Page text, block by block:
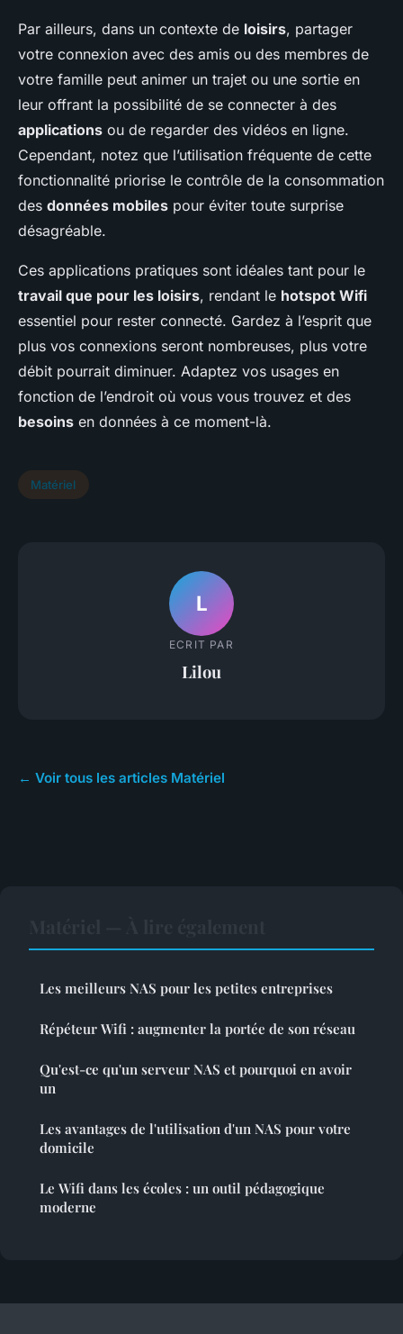
Par ailleurs, dans un contexte de loisirs, partager
votre connexion avec des amis ou des membres de
votre famille peut animer un trajet ou une sortie en
leur offrant la possibilité de se connecter à des
applications ou de regarder des vidéos en ligne.
Cependant, notez que l’utilisation fréquente de cette
fonctionnalité priorise le contrôle de la consommation
des données mobiles pour éviter toute surprise
désagréable.
Ces applications pratiques sont idéales tant pour le
travail que pour les loisirs, rendant le hotspot Wifi
essentiel pour rester connecté. Gardez à l’esprit que
plus vos connexions seront nombreuses, plus votre
débit pourrait diminuer. Adaptez vos usages en
fonction de l’endroit où vous vous trouvez et des
besoins en données à ce moment-là.
Matériel
L
ECRIT PAR
Lilou
← Voir tous les articles Matériel
Les meilleurs NAS pour les petites entreprises
Répéteur Wifi : augmenter la portée de son réseau
Qu'est-ce qu'un serveur NAS et pourquoi en avoir
un
Les avantages de l'utilisation d'un NAS pour votre
domicile
Le Wifi dans les écoles : un outil pédagogique
moderne